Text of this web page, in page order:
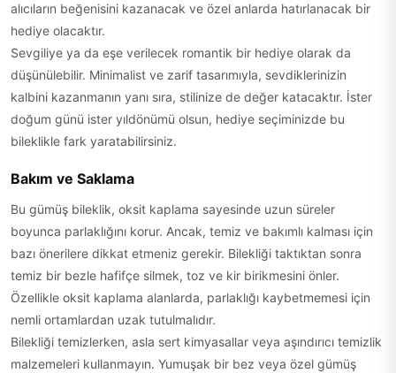
alıcıların beğenisini kazanacak ve özel anlarda hatırlanacak bir
hediye olacaktır.
Sevgiliye ya da eşe verilecek romantik bir hediye olarak da
düşünülebilir. Minimalist ve zarif tasarımıyla, sevdiklerinizin
kalbini kazanmanın yanı sıra, stilinize de değer katacaktır. İster
doğum günü ister yıldönümü olsun, hediye seçiminizde bu
bileklikle fark yaratabilirsiniz.
Bakım ve Saklama
Bu gümüş bileklik, oksit kaplama sayesinde uzun süreler
boyunca parlaklığını korur. Ancak, temiz ve bakımlı kalması için
bazı önerilere dikkat etmeniz gerekir. Bilekliği taktıktan sonra
temiz bir bezle hafifçe silmek, toz ve kir birikmesini önler.
Özellikle oksit kaplama alanlarda, parlaklığı kaybetmemesi için
nemli ortamlardan uzak tutulmalıdır.
Bilekliği temizlerken, asla sert kimyasallar veya aşındırıcı temizlik
malzemeleri kullanmayın. Yumuşak bir bez veya özel gümüş